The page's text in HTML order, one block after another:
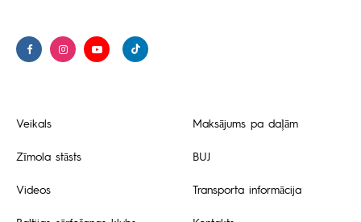
Veikals
Zīmola stāsts
Videos
Maksājums pa daļām
BUJ
Transporta informācija